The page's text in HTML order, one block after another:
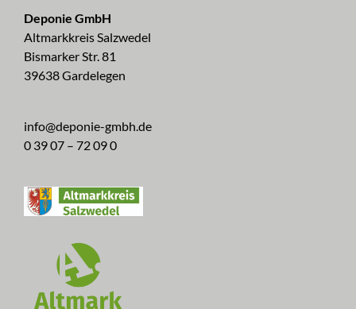
Deponie GmbH
Altmarkkreis Salzwedel
Bismarker Str. 81
39638 Gardelegen
info@deponie-gmbh.de
0 39 07 – 72 09 0